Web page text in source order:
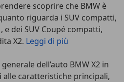
scoprire che BMW è
riguarda i SUV compatti,
, e dei SUV Coupé compatti,
X2. Leggi di più
dell’auto BMW X2 in
caratteristiche principali,